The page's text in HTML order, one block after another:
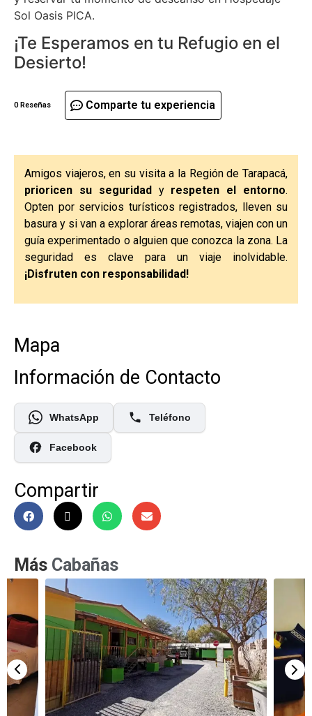
Sol Oasis PICA.
¡Te Esperamos en tu Refugio en el
Desierto!
0 Reseñas Comparte tu experiencia
Amigos viajeros, en su visita a la Región de Tarapacá,
prioricen su seguridad y respeten el entorno.
Opten por servicios turísticos registrados, lleven su
basura y si van a explorar áreas remotas, viajen con un
guía experimentado o alguien que conozca la zona. La
seguridad es clave para un viaje inolvidable.
¡Disfruten con responsabilidad!
Mapa
Información de Contacto
WhatsApp Teléfono
Facebook
Compartir
Más Cabañas